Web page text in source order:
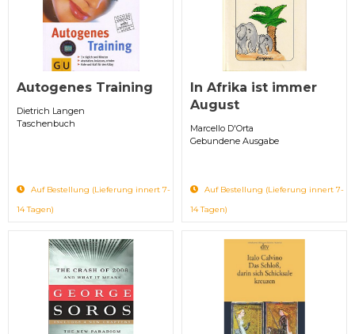
Autogenes Training
Dietrich Langen
Taschenbuch
Auf Bestellung (Lieferung innert 7-
14 Tagen)
In Afrika ist immer
August
Marcello D'Orta
Gebundene Ausgabe
Auf Bestellung (Lieferung innert 7-
14 Tagen)